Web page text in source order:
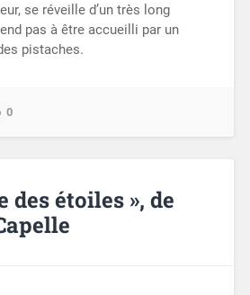
se réveille d’un très long
pas à être accueilli par un
pistaches.
0
des étoiles », de